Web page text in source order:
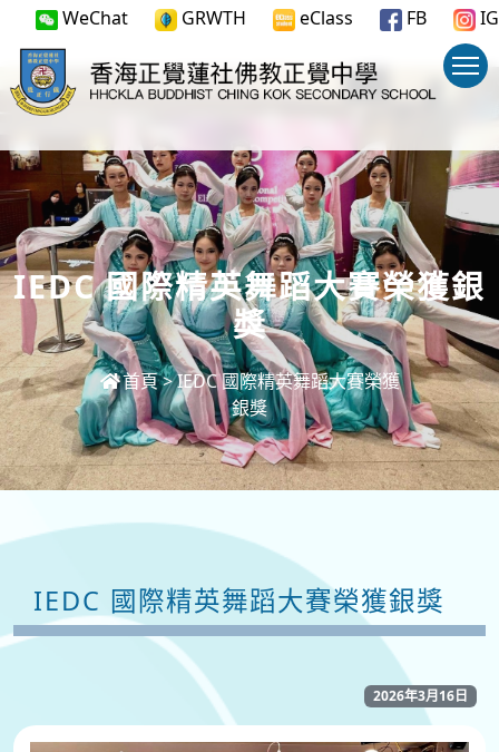
WeChat GRWTH eClass FB IG
IEDC 國際精英舞蹈大賽榮獲銀
獎
首頁>IEDC 國際精英舞蹈大賽榮獲
銀獎
IEDC 國際精英舞蹈大賽榮獲銀獎
2026年3月16日